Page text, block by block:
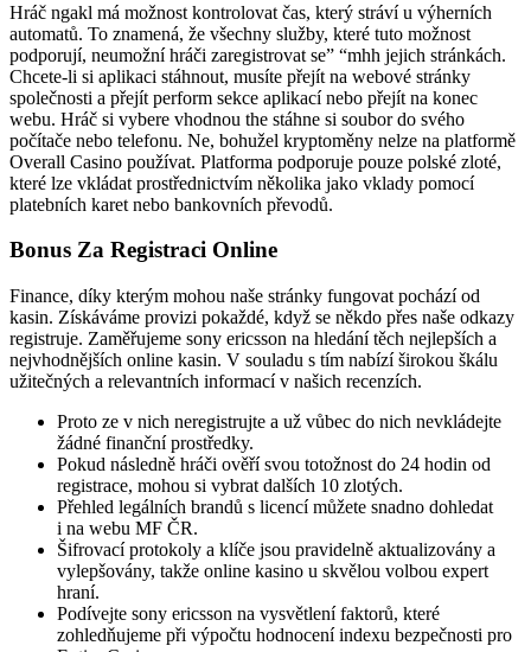
Hráč ngakl má možnost kontrolovat čas, který stráví u výherních
automatů. To znamená, že všechny služby, které tuto možnost
podporují, neumožní hráči zaregistrovat se” “mhh jejich stránkách.
Chcete-li si aplikaci stáhnout, musíte přejít na webové stránky
společnosti a přejít perform sekce aplikací nebo přejít na konec
webu. Hráč si vybere vhodnou the stáhne si soubor do svého
počítače nebo telefonu. Ne, bohužel kryptoměny nelze na platformě
Overall Casino používat. Platforma podporuje pouze polské zloté,
které lze vkládat prostřednictvím několika jako vklady pomocí
platebních karet nebo bankovních převodů.
Bonus Za Registraci Online
Finance, díky kterým mohou naše stránky fungovat pochází od
kasin. Získáváme provizi pokaždé, když se někdo přes naše odkazy
registruje. Zaměřujeme sony ericsson na hledání těch nejlepších a
nejvhodnějších online kasin. V souladu s tím nabízí širokou škálu
užitečných a relevantních informací v našich recenzích.
Proto ze v nich neregistrujte a už vůbec do nich nevkládejte
žádné finanční prostředky.
Pokud následně hráči ověří svou totožnost do 24 hodin od
registrace, mohou si vybrat dalších 10 zlotých.
Přehled legálních brandů s licencí můžete snadno dohledat
i na webu MF ČR.
Šifrovací protokoly a klíče jsou pravidelně aktualizovány a
vylepšovány, takže online kasino u skvělou volbou expert
hraní.
Podívejte sony ericsson na vysvětlení faktorů, které
zohledňujeme při výpočtu hodnocení indexu bezpečnosti pro